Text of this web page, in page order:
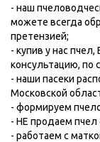
- наш
можете всегда
претензией;
- купив у нас
консультацию, по
- наши пасеки
Московской
- формируем
- НЕ продаем пчел
- работаем с